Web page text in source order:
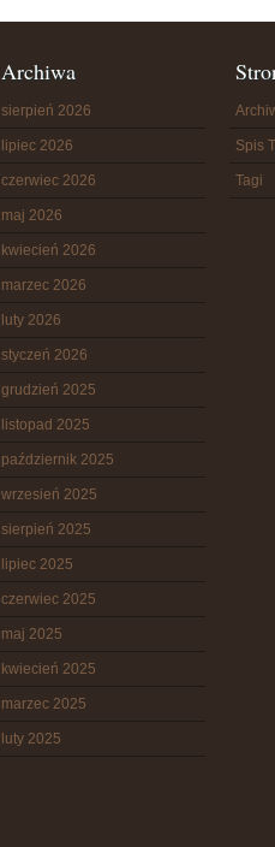
Archiwa
sierpień 2026
lipiec 2026
czerwiec 2026
maj 2026
kwiecień 2026
marzec 2026
luty 2026
styczeń 2026
grudzień 2025
listopad 2025
październik 2025
wrzesień 2025
sierpień 2025
lipiec 2025
czerwiec 2025
maj 2025
kwiecień 2025
marzec 2025
luty 2025
Spis
Tagi